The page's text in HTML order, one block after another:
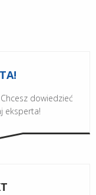
dowiedzieć
eksperta!